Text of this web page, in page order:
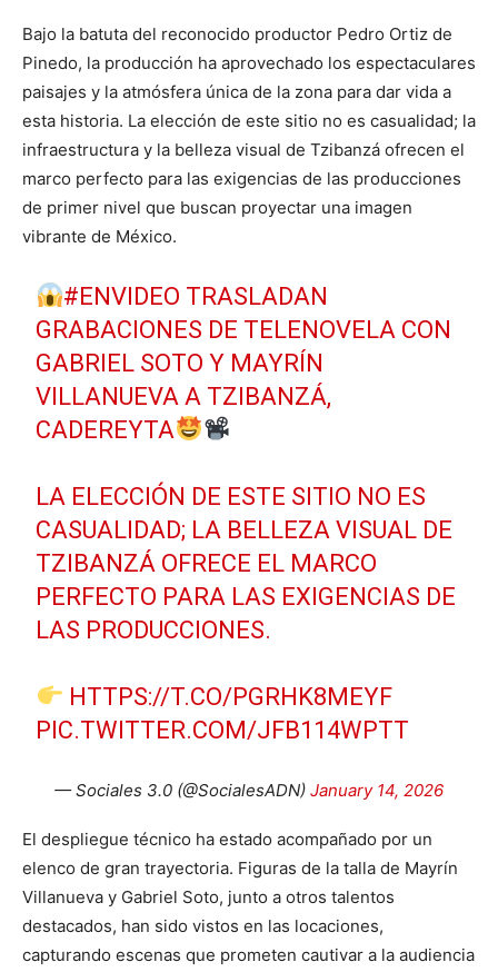
Bajo la batuta del reconocido productor Pedro Ortiz de
Pinedo, la producción ha aprovechado los espectaculares
paisajes y la atmósfera única de la zona para dar vida a
esta historia. La elección de este sitio no es casualidad; la
infraestructura y la belleza visual de Tzibanzá ofrecen el
marco perfecto para las exigencias de las producciones
de primer nivel que buscan proyectar una imagen
vibrante de México.
#ENVIDEO TRASLADAN
GRABACIONES DE TELENOVELA CON
GABRIEL SOTO Y MAYRÍN
VILLANUEVA A TZIBANZÁ,
CADEREYTA
LA ELECCIÓN DE ESTE SITIO NO ES
CASUALIDAD; LA BELLEZA VISUAL DE
TZIBANZÁ OFRECE EL MARCO
PERFECTO PARA LAS EXIGENCIAS DE
LAS PRODUCCIONES.
HTTPS://T.CO/PGRHK8MEYF
PIC.TWITTER.COM/JFB114WPTT
— Sociales 3.0 (@SocialesADN) January 14, 2026
El despliegue técnico ha estado acompañado por un
elenco de gran trayectoria. Figuras de la talla de Mayrín
Villanueva y Gabriel Soto, junto a otros talentos
destacados, han sido vistos en las locaciones,
capturando escenas que prometen cautivar a la audiencia